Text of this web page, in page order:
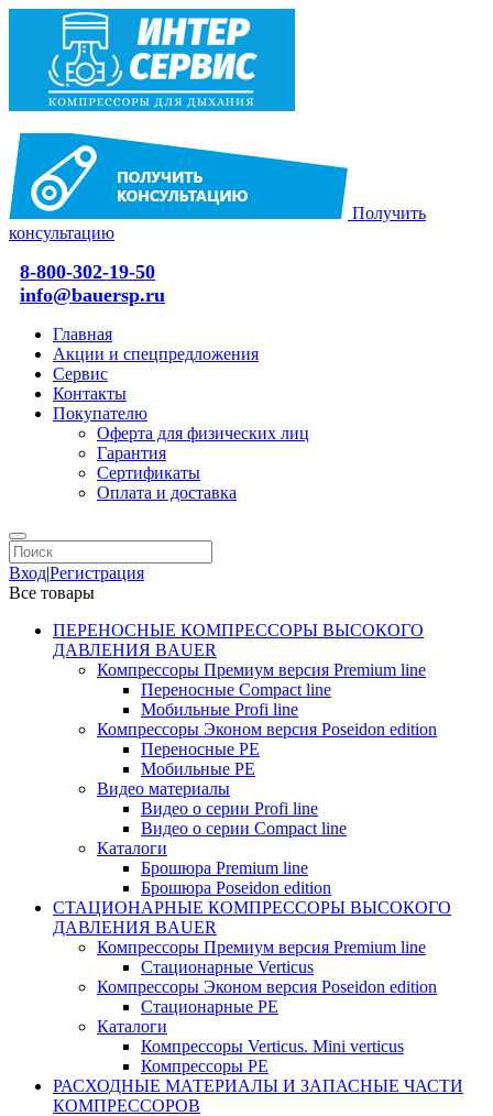
Получить
консультацию
8-800-302-19-50
info@bauersp.ru
Главная
Акции и спецпредложения
Сервис
Контакты
Покупателю
Оферта для физических лиц
Гарантия
Сертификаты
Оплата и доставка
Вход|Регистрация
Все товары
ПЕРЕНОСНЫЕ КОМПРЕССОРЫ ВЫСОКОГО
ДАВЛЕНИЯ BAUER
Компрессоры Премиум версия Premium line
Переносные Compact line
Мобильные Profi line
Компрессоры Эконом версия Poseidon edition
Переносные PE
Мобильные PE
Видео материалы
Видео о серии Profi line
Видео о серии Compact line
Каталоги
Брошюра Premium line
Брошюра Poseidon edition
СТАЦИОНАРНЫЕ КОМПРЕССОРЫ ВЫСОКОГО
ДАВЛЕНИЯ BAUER
Компрессоры Премиум версия Premium line
Стационарные Verticus
Компрессоры Эконом версия Poseidon edition
Стационарные PE
Каталоги
Компрессоры Verticus. Mini verticus
Компрессоры PE
РАСХОДНЫЕ МАТЕРИАЛЫ И ЗАПАСНЫЕ ЧАСТИ
КОМПРЕССОРОВ